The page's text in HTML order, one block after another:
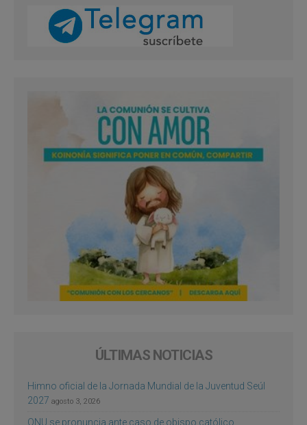
ÚLTIMAS NOTICIAS
Himno oficial de la Jornada Mundial de la Juventud Seúl
2027 agosto 3, 2026
ONU se pronuncia ante caso de obispo católico